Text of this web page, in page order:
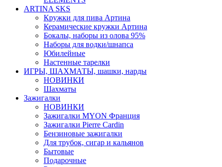
ARTINA SKS
Кружки для пива Артина
Керамические кружки Артина
Бокалы, наборы из олова 95%
Наборы для водки/шнапса
Юбилейные
Настенные тарелки
ИГРЫ, ШАХМАТЫ, шашки, нарды
НОВИНКИ
Шахматы
Зажигалки
НОВИНКИ
Зажигалки MYON Франция
Зажигалки Pierre Cardin
Бензиновые зажигалки
Для трубок, сигар и кальянов
Бытовые
Подарочные